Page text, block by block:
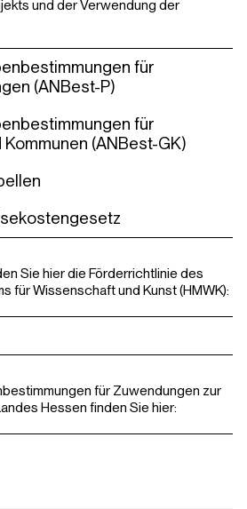
und der Verwendung der
für
(ANBest-P)
für
(ANBest-GK)
Sie hier die Förderrichtlinie des
für Wissenschaft und Kunst (HMWK):
für Zuwendungen zur
Hessen finden Sie hier: